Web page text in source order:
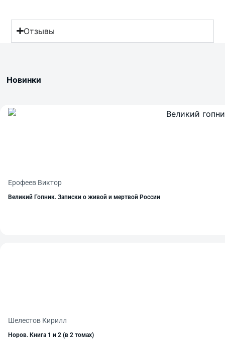
Отзывы
Новинки
Ерофеев Виктор
Великий Гопник. Записки о живой и мертвой России
Шелестов Кирилл
Норов. Книга 1 и 2 (в 2 томах)